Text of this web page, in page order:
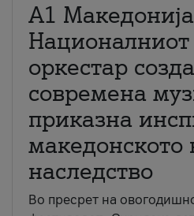
А1
Националниот
оркестар
современа
приказна
македонското
наследство
Во пресрет на